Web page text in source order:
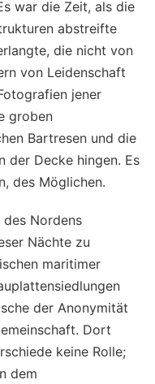
war die Zeit, als die
abstreifte
die nicht von
von Leidenschaft
jener
groben
Bartresen und die
der Decke hingen. Es
des Möglichen.
Nordens
Nächte zu
maritimer
der Anonymität
Dort
keine Rolle;
dem